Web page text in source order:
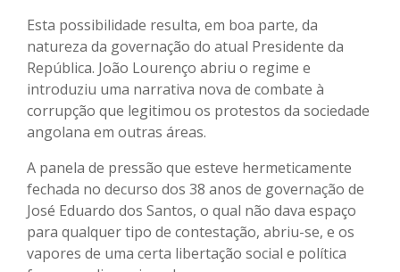
Esta possibilidade resulta, em boa parte, da
natureza da governação do atual Presidente da
República. João Lourenço abriu o regime e
introduziu uma narrativa nova de combate à
corrupção que legitimou os protestos da sociedade
angolana em outras áreas.
A panela de pressão que esteve hermeticamente
fechada no decurso dos 38 anos de governação de
José Eduardo dos Santos, o qual não dava espaço
para qualquer tipo de contestação, abriu-se, e os
vapores de uma certa libertação social e política